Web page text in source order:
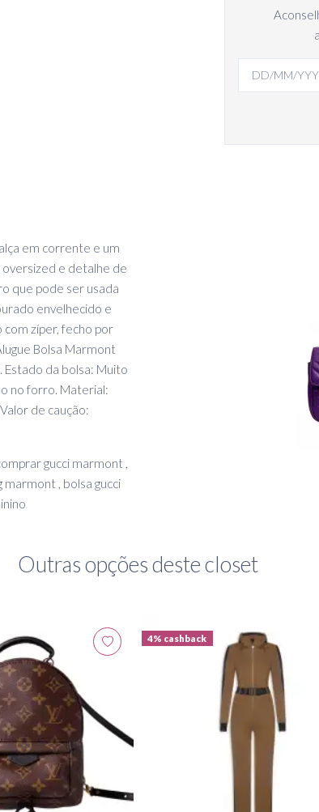
em corrente e um
e detalhe de
que pode ser usada
envelhecido e
com zíper, fecho por
Bolsa Marmont
Estado da bolsa: Muito
no forro. Material:
de caução:
gucci marmont ,
marmont , bolsa gucci
Outras opções deste closet
4% cashback